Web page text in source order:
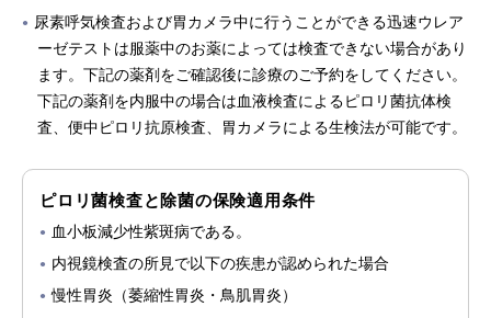
尿素呼気検査および胃カメラ中に行うことができる迅速ウレア
ーゼテストは服薬中のお薬によっては検査できない場合があり
ます。下記の薬剤をご確認後に診療のご予約をしてください。
下記の薬剤を内服中の場合は血液検査によるピロリ菌抗体検
査、便中ピロリ抗原検査、胃カメラによる生検法が可能です。
ピロリ菌検査と除菌の保険適⽤条件
⾎⼩板減少性紫斑病である。
内視鏡検査の所⾒で以下の疾患が認められた場合
慢性胃炎（萎縮性胃炎・⿃肌胃炎）